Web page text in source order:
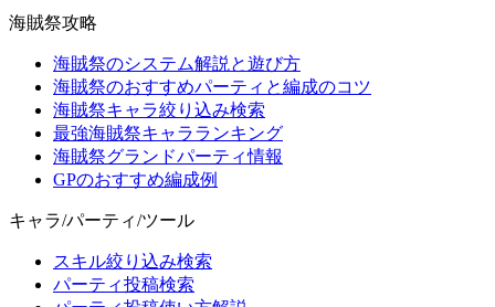
海賊祭攻略
海賊祭のシステム解説と遊び方
海賊祭のおすすめパーティと編成のコツ
海賊祭キャラ絞り込み検索
最強海賊祭キャラランキング
海賊祭グランドパーティ情報
GPのおすすめ編成例
キャラ/パーティ/ツール
スキル絞り込み検索
パーティ投稿検索